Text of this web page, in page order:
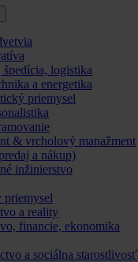
špedícia, logistika
a energetika
priemysel
& vrcholový manažment
a nákup)
inžinierstvo
priemysel
a reality
financie, ekonomika
a sociálna starostlivosť